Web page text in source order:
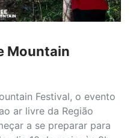
Mountain
Festival, o evento
ar livre da Região
a se preparar para